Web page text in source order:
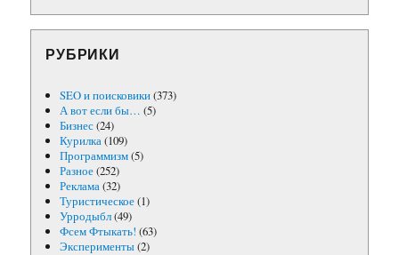
РУБРИКИ
SEO и поисковики(373)
А вот если бы… (5)
Бизнес(24)
Курилка(109)
Программизм(5)
Разное(252)
Реклама(32)
Туристическое(1)
Урродыбл(49)
Фсем Фтыкать! (63)
Эксперименты(2)